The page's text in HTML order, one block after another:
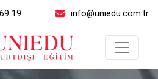
19 info@uniedu.com.tr